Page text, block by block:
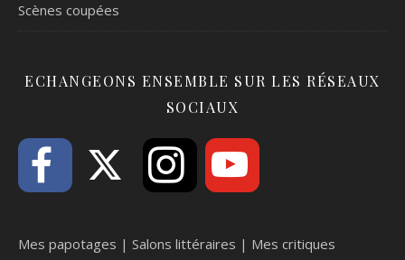
Scènes coupées
ECHANGEONS ENSEMBLE SUR LES RÉSEAUX
SOCIAUX
Mes papotages | Salons littéraires | Mes critiques